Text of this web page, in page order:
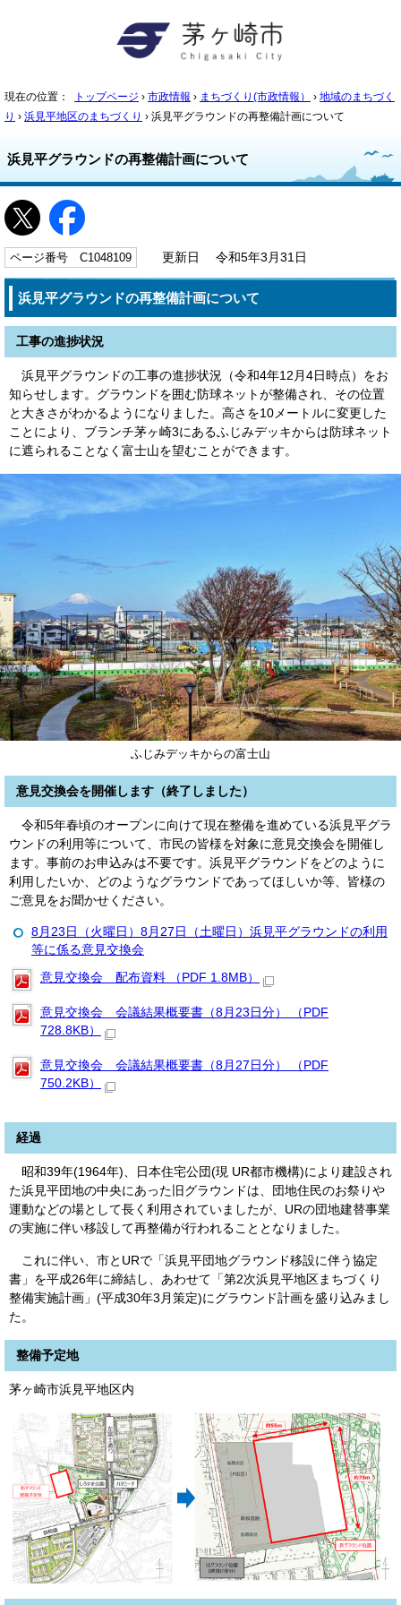
現在の位置： トップページ › 市政情報 › まちづくり(市政情報） › 地域のまちづく
り › 浜見平地区のまちづくり › 浜見平グラウンドの再整備計画について
浜見平グラウンドの再整備計画について
ページ番号 C1048109 更新日 令和5年3月31日
浜見平グラウンドの再整備計画について
工事の進捗状況
浜見平グラウンドの工事の進捗状況（令和4年12月4日時点）をお
知らせします。グラウンドを囲む防球ネットが整備され、その位置
と大きさがわかるようになりました。高さを10メートルに変更した
ことにより、ブランチ茅ヶ崎3にあるふじみデッキからは防球ネット
に遮られることなく富士山を望むことができます。
ふじみデッキからの富士山
意見交換会を開催します（終了しました）
令和5年春頃のオープンに向けて現在整備を進めている浜見平グラ
ウンドの利用等について、市民の皆様を対象に意見交換会を開催し
ます。事前のお申込みは不要です。浜見平グラウンドをどのように
利用したいか、どのようなグラウンドであってほしいか等、皆様の
ご意見をお聞かせください。
8月23日（火曜日）8月27日（土曜日）浜見平グラウンドの利用
等に係る意見交換会
意見交換会 配布資料 （PDF 1.8MB）
意見交換会 会議結果概要書（8月23日分） （PDF
728.8KB）
意見交換会 会議結果概要書（8月27日分） （PDF
750.2KB）
経過
昭和39年(1964年)、日本住宅公団(現 UR都市機構)により建設され
た浜見平団地の中央にあった旧グラウンドは、団地住民のお祭りや
運動などの場として長く利用されていましたが、URの団地建替事業
の実施に伴い移設して再整備が行われることとなりました。
これに伴い、市とURで「浜見平団地グラウンド移設に伴う協定
書」を平成26年に締結し、あわせて「第2次浜見平地区まちづくり
整備実施計画」(平成30年3月策定)にグラウンド計画を盛り込みまし
た。
整備予定地
茅ヶ崎市浜見平地区内